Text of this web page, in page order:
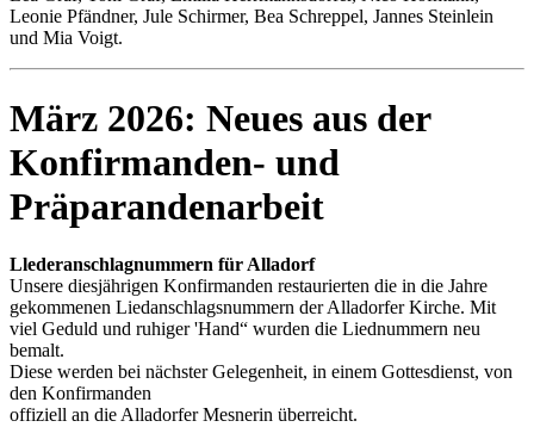
Leonie Pfändner, Jule Schirmer, Bea Schreppel, Jannes Steinlein
und Mia Voigt.
März 2026: Neues aus der
Konfirmanden- und
Präparandenarbeit
Llederanschlagnummern für Alladorf
Unsere diesjährigen Konfirmanden restaurierten die in die Jahre
gekommenen Liedanschlagsnummern der Alladorfer Kirche. Mit
viel Geduld und ruhiger 'Hand“ wurden die Liednummern neu
bemalt.
Diese werden bei nächster Gelegenheit, in einem Gottesdienst, von
den Konfirmanden
offiziell an die Alladorfer Mesnerin überreicht.